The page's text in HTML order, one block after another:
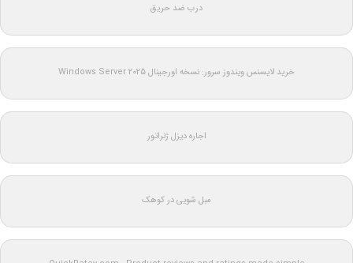
درب ضد حریق
خرید لایسنس ویندوز سرور: نسخه اورجینال Windows Server 2025
اجاره دیزل ژنراتور
مبل شویی در کوهک